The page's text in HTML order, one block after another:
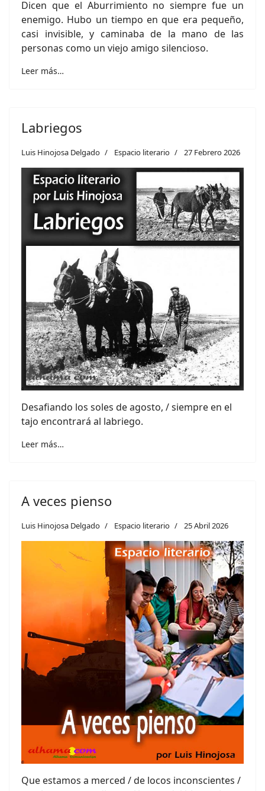
Dicen que el Aburrimiento no siempre fue un
enemigo. Hubo un tiempo en que era pequeño,
casi invisible, y caminaba de la mano de las
personas como un viejo amigo silencioso.
Leer más…
Labriegos
Luis Hinojosa Delgado Espacio literario 27 Febrero 2026
Desafiando los soles de agosto, / siempre en el
tajo encontrará al labriego.
Leer más…
A veces pienso
Luis Hinojosa Delgado Espacio literario 25 Abril 2026
Que estamos a merced / de locos inconscientes /